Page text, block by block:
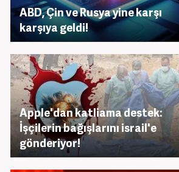
ABD, Çin ve Rusya yine karşı
karşıya geldi!
Apple'dan katliama destek:
İşçilerin bağışlarını israil'e
gönderiyor!